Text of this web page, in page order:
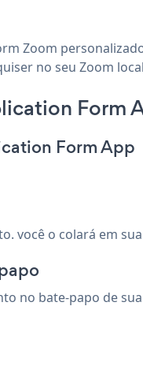
Zoom
no seu Zoom
Form
Form App
você o colará em
no bate-papo de